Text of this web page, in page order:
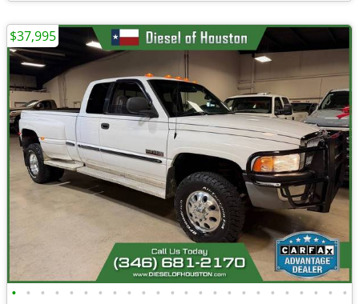
• • • • • • • • • • • • • • • • • • • • • • • •
$37,995